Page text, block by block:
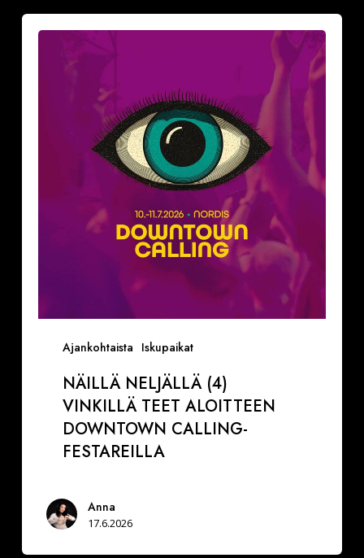
Ajankohtaista Iskupaikat
NÄILLÄ NELJÄLLÄ (4)
VINKILLÄ TEET ALOITTEEN
DOWNTOWN CALLING-
FESTAREILLA
Anna
17.6.2026